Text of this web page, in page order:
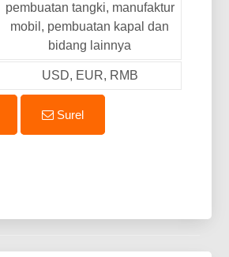
pembuatan tangki, manufaktur
mobil, pembuatan kapal dan
bidang lainnya
USD, EUR, RMB
Surel